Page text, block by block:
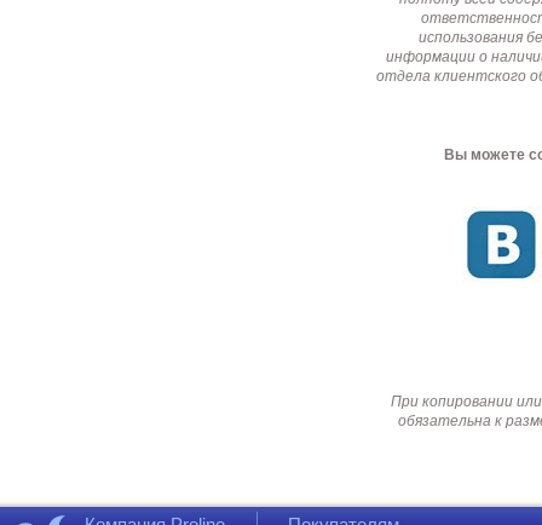
использования
информации о
отдела клиентского
Вы можете
При копировании
обязательна к